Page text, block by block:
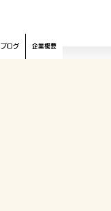
ブログ 企業概要